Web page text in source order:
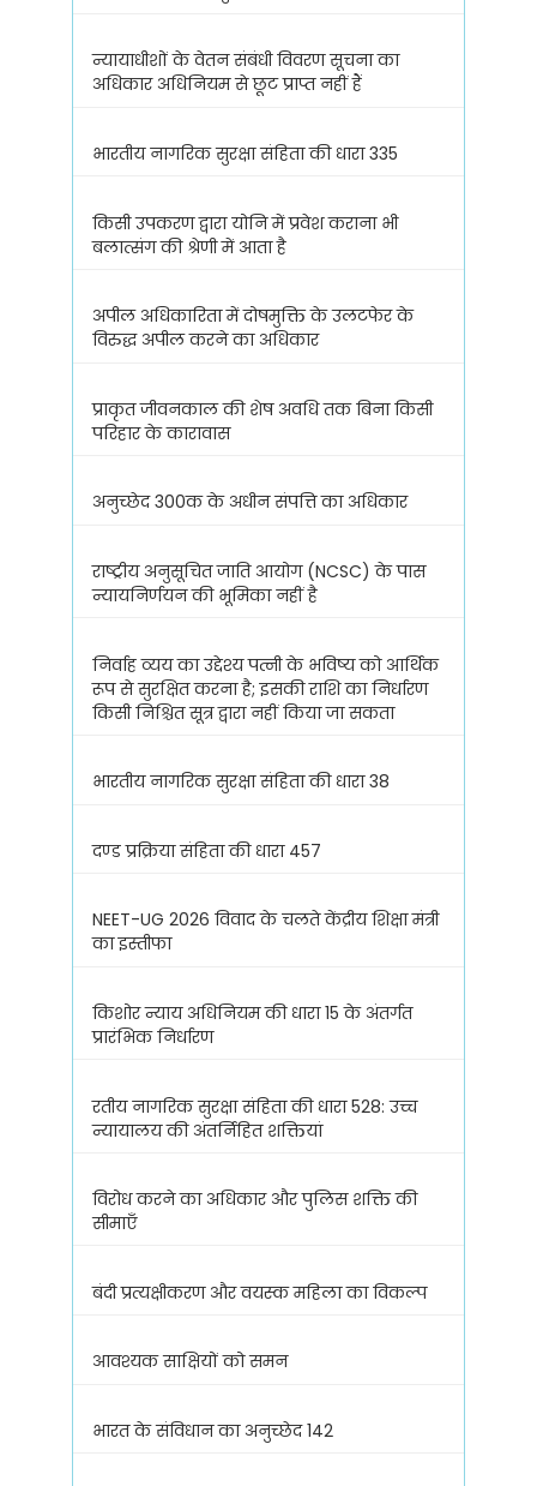
न्यायाधीशों के वेतन संबंधी विवरण सूचना का
अधिकार अधिनियम से छूट प्राप्त नहीं हैं
भारतीय नागरिक सुरक्षा संहिता की धारा 335
किसी उपकरण द्वारा योनि में प्रवेश कराना भी
बलात्संग की श्रेणी में आता है
अपील अधिकारिता में दोषमुक्ति के उलटफेर के
विरुद्ध अपील करने का अधिकार
प्राकृत जीवनकाल की शेष अवधि तक बिना किसी
परिहार के कारावास
अनुच्छेद 300क के अधीन संपत्ति का अधिकार
राष्ट्रीय अनुसूचित जाति आयोग (NCSC) के पास
न्यायनिर्णयन की भूमिका नहीं है
निर्वाह व्यय का उद्देश्य पत्नी के भविष्य को आर्थिक
रूप से सुरक्षित करना है; इसकी राशि का निर्धारण
किसी निश्चित सूत्र द्वारा नहीं किया जा सकता
भारतीय नागरिक सुरक्षा संहिता की धारा 38
दण्ड प्रक्रिया संहिता की धारा 457
NEET-UG 2026 विवाद के चलते केंद्रीय शिक्षा मंत्री
का इस्तीफा
किशोर न्याय अधिनियम की धारा 15 के अंतर्गत
प्रारंभिक निर्धारण
रतीय नागरिक सुरक्षा संहिता की धारा 528: उच्च
न्यायालय की अंतर्निहित शक्तियां
विरोध करने का अधिकार और पुलिस शक्ति की
सीमाएँ
बंदी प्रत्यक्षीकरण और वयस्क महिला का विकल्प
आवश्यक साक्षियों को समन
भारत के संविधान का अनुच्छेद 142